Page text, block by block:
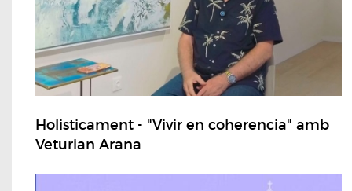
Holisticament - "Vivir en coherencia" amb
Veturian Arana